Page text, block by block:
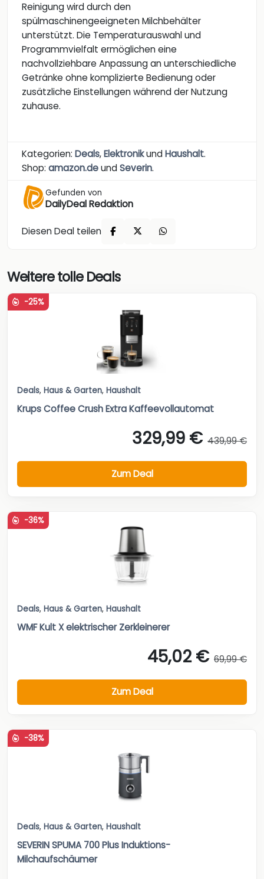
Reinigung wird durch den
spülmaschinengeeigneten Milchbehälter
unterstützt. Die Temperaturauswahl und
Programmvielfalt ermöglichen eine
nachvollziehbare Anpassung an unterschiedliche
Getränke ohne komplizierte Bedienung oder
zusätzliche Einstellungen während der Nutzung
zuhause.
Kategorien: Deals,ElektronikundHaushalt.
Shop: amazon.deundSeverin.
Gefunden von
DailyDeal Redaktion
Diesen Deal teilen
Weitere tolle Deals
-25%
Deals, Haus & Garten, Haushalt
Krups Coffee Crush Extra Kaffeevollautomat
329,99 € 439,99 €
Zum Deal
-36%
Deals, Haus & Garten, Haushalt
WMF Kult X elektrischer Zerkleinerer
45,02 € 69,99 €
Zum Deal
-38%
Deals, Haus & Garten, Haushalt
SEVERIN SPUMA 700 Plus Induktions-
Milchaufschäumer